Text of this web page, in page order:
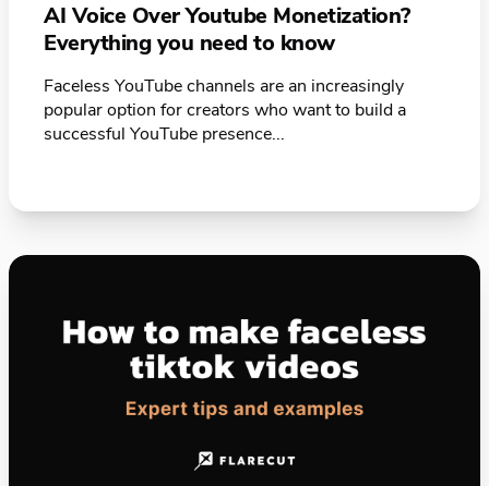
AI Voice Over Youtube Monetization?
Everything you need to know
Faceless YouTube channels are an increasingly
popular option for creators who want to build a
successful YouTube presence...